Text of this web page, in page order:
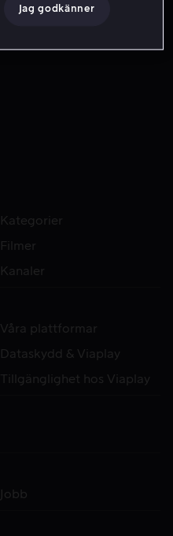
Kategorier
Filmer
Kanaler
Våra plattformar
Dataskydd & Viaplay
Tillgänglighet hos Viaplay
Jobb
Jag godkänner